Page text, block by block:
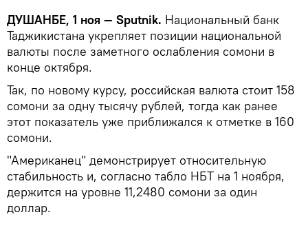
ДУШАНБЕ, 1 ноя — Sputnik. Национальный банк
Таджикистана укрепляет позиции национальной
валюты после заметного ослабления сомони в
конце октября.
Так, по новому курсу, российская валюта стоит 158
сомони за одну тысячу рублей, тогда как ранее
этот показатель уже приближался к отметке в 160
сомони.
"Американец" демонстрирует относительную
стабильность и, согласно табло НБТ на 1 ноября,
держится на уровне 11,2480 сомони за один
доллар.